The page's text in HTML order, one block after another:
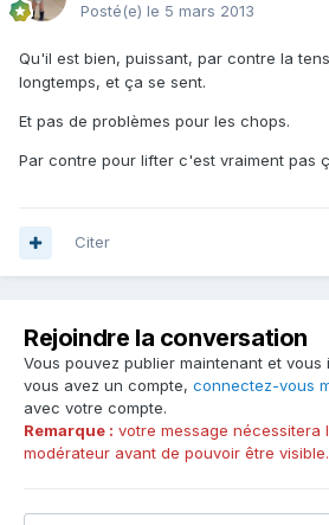
Posté(e) le 5 mars 2013
Qu'il est bien, puissant, par contre la
longtemps, et ça se sent.
Et pas de problèmes pour les chops.
Par contre pour lifter c'est vraiment pas
Citer
Rejoindre la conversation
Vous pouvez publier maintenant et vous
vous avez un compte, connectez-vous
avec votre compte.
Remarque : votre message nécessitera
modérateur avant de pouvoir être visible.